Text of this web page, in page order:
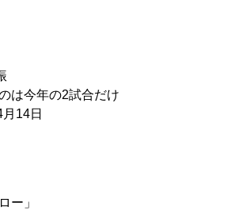
今年の2試合だけ
14日
ー」